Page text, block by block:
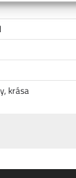
krása